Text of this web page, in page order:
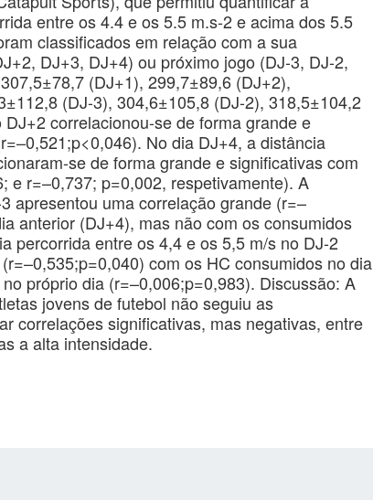
entre os 4.4 e os 5.5 m.s-2 e acima dos 5.5
classificados em relação com a sua
DJ+3, DJ+4) ou próximo jogo (DJ-3, DJ-2,
(DJ+1), 299,7±89,6 (DJ+2),
(DJ-3), 304,6±105,8 (DJ-2), 318,5±104,2
correlacionou-se de forma grande e
No dia DJ+4, a distância
se de forma grande e significativas com
e r=–0,737; p=0,002, respetivamente). A
apresentou uma correlação grande (r=–
anterior (DJ+4), mas não com os consumidos
percorrida entre os 4,4 e os 5,5 m/s no DJ-2
com os HC consumidos no dia
próprio dia (r=–0,006;p=0,983). Discussão: A
jovens de futebol não seguiu as
correlações significativas, mas negativas, entre
a alta intensidade.